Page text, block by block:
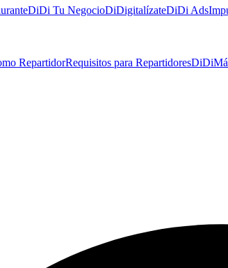
DiDi Tu NegocioDiDigitalízateDiDi Ads
RepartidorRequisitos para Repartidores